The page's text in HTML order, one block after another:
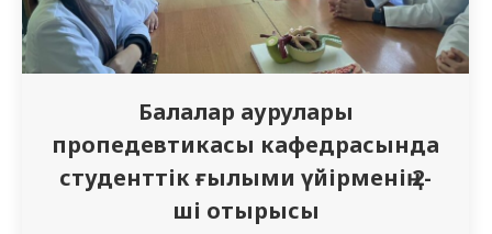
Балалар аурулары
пропедевтикасы кафедрасында
студенттік ғылыми үйірменің 2-
ші отырысы